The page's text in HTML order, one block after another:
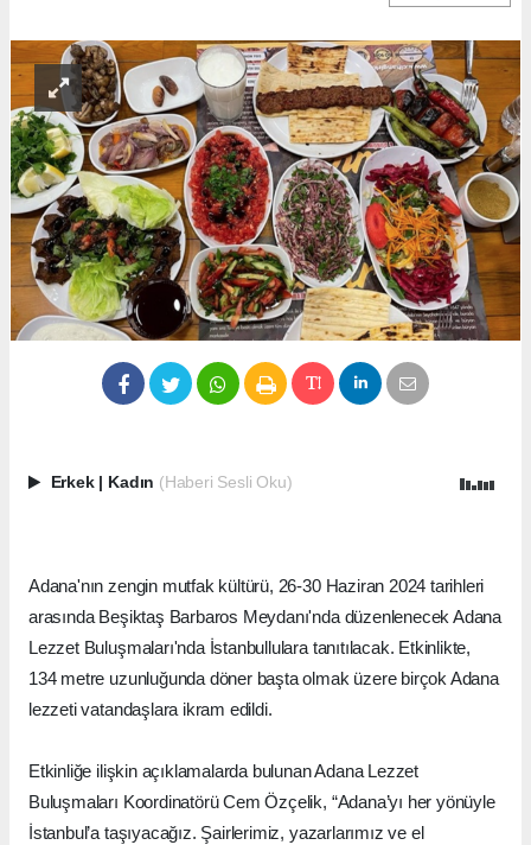
Erkek Kadın (Haberi Sesli Oku)
Adana'nın zengin mutfak kültürü, 26-30 Haziran 2024 tarihleri
arasında Beşiktaş Barbaros Meydanı'nda düzenlenecek Adana
Lezzet Buluşmaları'nda İstanbullulara tanıtılacak. Etkinlikte,
134 metre uzunluğunda döner başta olmak üzere birçok Adana
lezzeti vatandaşlara ikram edildi.
Etkinliğe ilişkin açıklamalarda bulunan Adana Lezzet
Buluşmaları Koordinatörü Cem Özçelik, “Adana’yı her yönüyle
İstanbul’a taşıyacağız. Şairlerimiz, yazarlarımız ve el